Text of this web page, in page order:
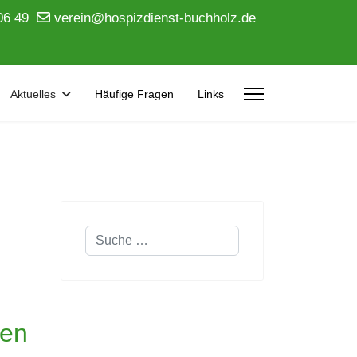
49 verein@hospizdienst-buchholz.de
Aktuelles Häufige Fragen Links
Suchen